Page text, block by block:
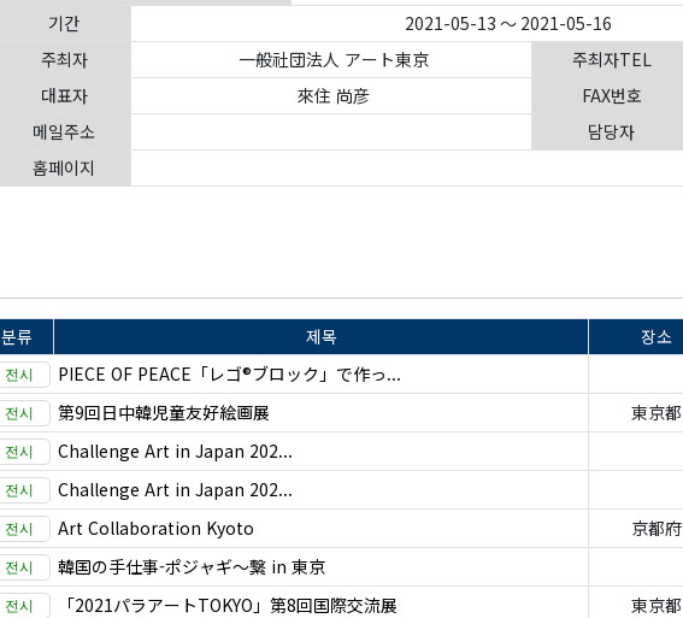
기간
2021-05-13 ～ 2021-05-16
주최자
一般社団法人 アート東京 주최자TEL
대표자
來住 尚彦
FAX번호
메일주소
담당자
홈페이지
분류 제목 장소
PIECE OF PEACE「レゴ®ブロック」で作っ...
第9回日中韓児童友好絵画展
東京都
Challenge Art in Japan 202...
Challenge Art in Japan 202...
Art Collaboration Kyoto
京都府
韓国の手仕事-ポジャギ～繋 in 東京
「2021パラアートTOKYO」第8回国際交流展
東京都